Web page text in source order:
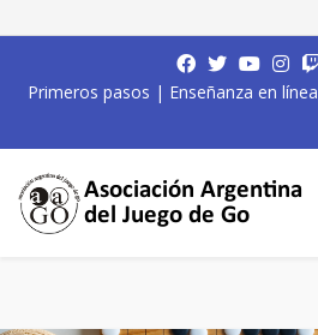
Primeros pasos | Enseñanza en línea